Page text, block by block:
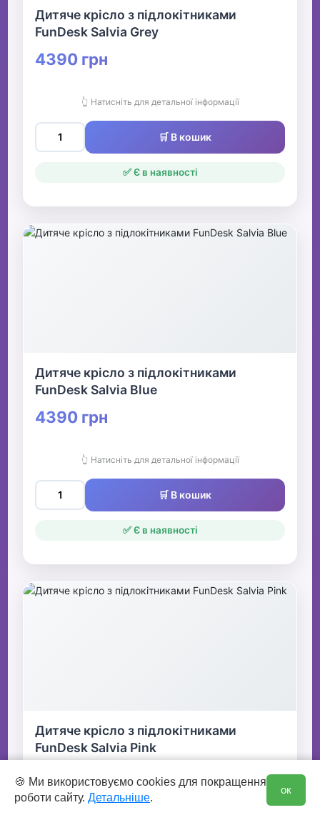
Дитяче крісло з підлокітниками
FunDesk Salvia Grey
4390 грн
👆 Натисніть для детальної інформації
🛒 В кошик
✅ Є в наявності
Дитяче крісло з підлокітниками
FunDesk Salvia Blue
4390 грн
👆 Натисніть для детальної інформації
🛒 В кошик
✅ Є в наявності
Дитяче крісло з підлокітниками
FunDesk Salvia Pink
4390 грн
🍪 Ми використовуємо cookies для покращення
роботи сайту. Детальніше.
ок
0